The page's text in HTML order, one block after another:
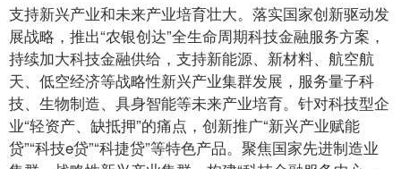
支持新兴产业和未来产业培育壮大。落实国家创新驱动发
展战略，推出“农银创达”全生命周期科技金融服务方案，
持续加大科技金融供给，支持新能源、新材料、航空航
天、低空经济等战略性新兴产业集群发展，服务量子科
技、生物制造、具身智能等未来产业培育。针对科技型企
业“轻资产、缺抵押”的痛点，创新推广“新兴产业赋能
贷”“科技e贷”“科捷贷”等特色产品。聚焦国家先进制造业